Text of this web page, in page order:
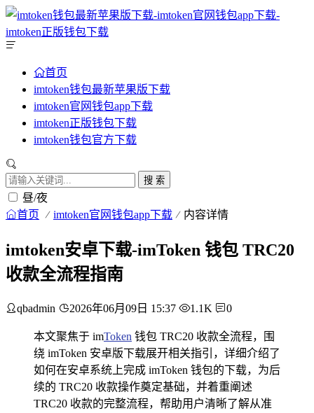
首页
imtoken钱包最新苹果版下载
imtoken官网钱包app下载
imtoken正版钱包下载
imtoken钱包官方下载
搜 索
昼/夜
首页 imtoken官网钱包app下载 内容详情
imtoken安卓下载-imToken 钱包 TRC20
收款全流程指南
qbadmin 2026年06月09日 15:37 1.1K 0
本文聚焦于 imToken 钱包 TRC20 收款全流程，围
绕 imToken 安卓版下载展开相关指引，详细介绍了
如何在安卓系统上完成 imToken 钱包的下载，为后
续的 TRC20 收款操作奠定基础，并着重阐述
TRC20 收款的完整流程，帮助用户清晰了解从准